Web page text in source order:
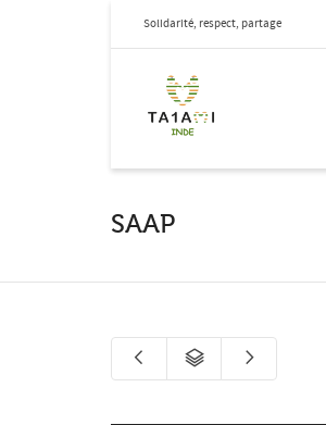
Solidarité, respect, partage
SAAP